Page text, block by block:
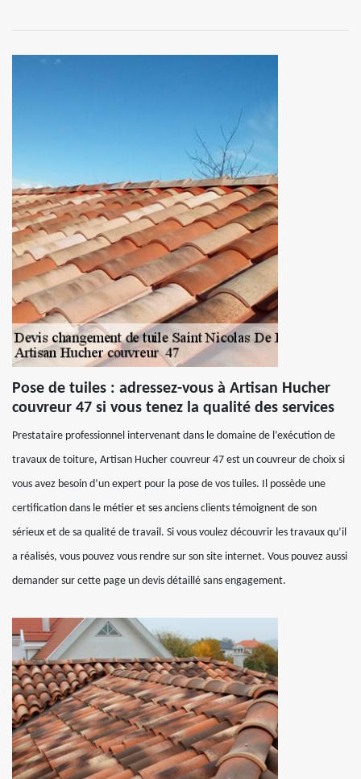
Pose de tuiles : adressez-vous à Artisan Hucher
couvreur 47 si vous tenez la qualité des services
Prestataire professionnel intervenant dans le domaine de l’exécution de
travaux de toiture, Artisan Hucher couvreur 47 est un couvreur de choix si
vous avez besoin d’un expert pour la pose de vos tuiles. Il possède une
certification dans le métier et ses anciens clients témoignent de son
sérieux et de sa qualité de travail. Si vous voulez découvrir les travaux qu’il
a réalisés, vous pouvez vous rendre sur son site internet. Vous pouvez aussi
demander sur cette page un devis détaillé sans engagement.